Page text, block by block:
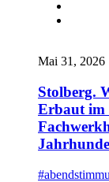
Mai 31, 2026
Stolberg.
Erbaut im